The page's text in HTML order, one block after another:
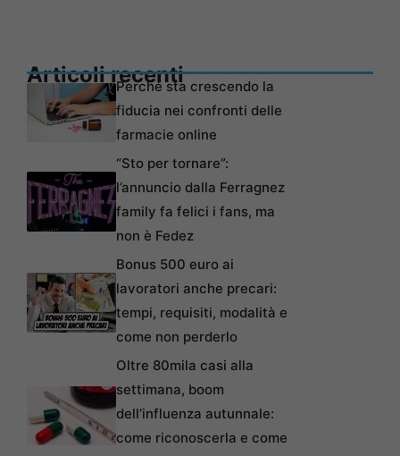
Articoli recentiPerché sta crescendo la
fiducia nei confronti delle
farmacie online
“Sto per tornare”:
l’annuncio dalla Ferragnez
family fa felici i fans, ma
non è Fedez
Bonus 500 euro ai
lavoratori anche precari:
tempi, requisiti, modalità e
come non perderlo
Oltre 80mila casi alla
settimana, boom
dell’influenza autunnale:
come riconoscerla e come